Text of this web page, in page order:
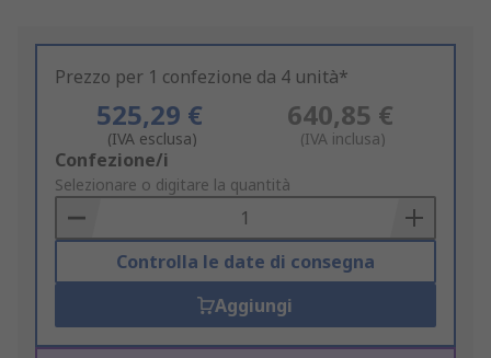
Prezzo per 1 confezione da 4 unità*
525,29 €
(IVA esclusa)
640,85 €
(IVA inclusa)
Add
to
Basket
Confezione/i
Selezionare o digitare la quantità
Controlla le date di consegna
Aggiungi